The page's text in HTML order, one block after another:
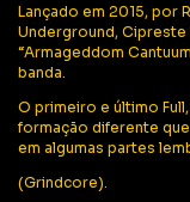
Lançado em 2015, por
Underground, Cipreste
“Armageddom
banda.
O primeiro e último
formação diferente que
em algumas partes
(Grindcore).